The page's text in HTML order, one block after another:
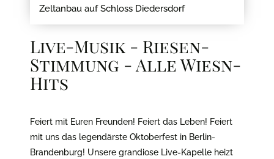
Zeltanbau auf Schloss Diedersdorf
Live-Musik - Riesen-
Stimmung - Alle Wiesn-
Hits
Feiert mit Euren Freunden! Feiert das Leben! Feiert
mit uns das legendärste Oktoberfest in Berlin-
Brandenburg! Unsere grandiose Live-Kapelle heizt